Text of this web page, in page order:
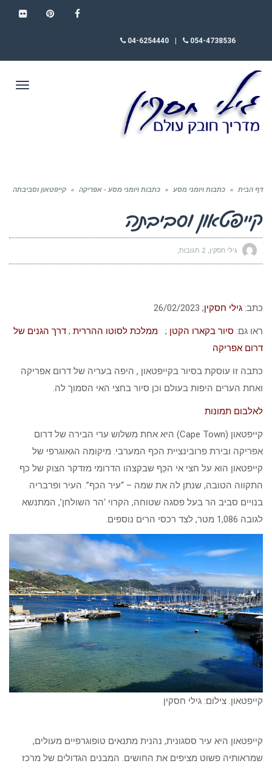
054-4738536
04-6254440
דף הבית » כתבות ויומני מסע » כתבות ויומני מסע - אפריקה » קייפטאון וסביבתה
קייפטאון וסביבתה
גילי חסקין 2 תגובות
כתב: גילי חסקין; ‏‏26/02/2023
ראו גם: סיור בקארו הקטן ; ממלכת לסוטו ההררית ; דרך הגנים של
דרום אפריקה
כתבה זו עוסקת בסיור בקייפטאון , היפה בעריה של דרום אפריקה
ואחת הערים היפות בעולם וכן סיור בחצי האי הסמוך לה.
לאלבום תמונות
קייפטאון (Cape Town) היא אחת משלוש ערי הבירה של דרום
אפריקה ובירת פרובינציית הכף המערבי. מיקומה הגאוגרפי של
קייפטאון הוא על חצי אי הכֵּף שבקצהו הדרומי מזדקר הצוק של כף
התקווה הטובה, שנתן לה את שמה – “עיר הכף”. העיר ופרבריה
בנויים סביב הר בעל פסגה שטוחה, הקרוי ‘הר השולחן’, המתנשא
לגובה 1,086 מטר, לצד רכסי הרים נוספים.
קייפטאון. צילום: גילי חסקין
קייפטאון היא עיר ססגונית, נהנית מתנאים טופוגרפיים מעולים,
שמראותיה פשוט מציפים את החושים. המבנים הגדולים של מרכז